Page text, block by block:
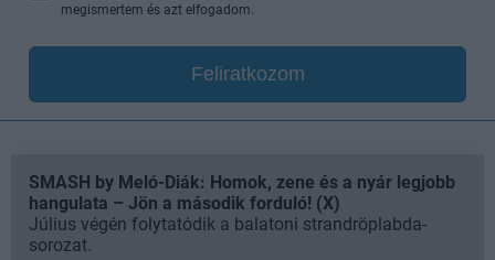
megismertem és azt elfogadom.
Feliratkozom
SMASH by Meló-Diák: Homok, zene és a nyár legjobb
hangulata – Jön a második forduló! (X)
Július végén folytatódik a balatoni strandröplabda-
sorozat.